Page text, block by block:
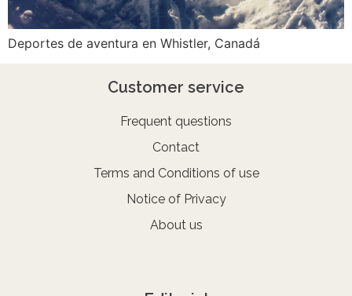
Deportes de aventura en Whistler, Canadá
Customer service
Frequent questions
Contact
Terms and Conditions of use
Notice of Privacy
About us